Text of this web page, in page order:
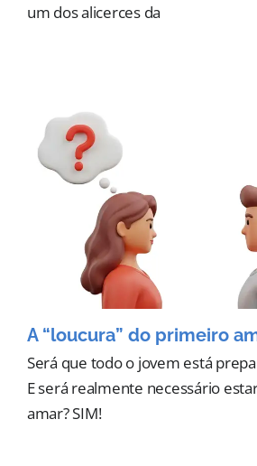
um dos alicerces da
A “loucura” do primeiro
Será que todo o jovem está
E será realmente necessário
amar? SIM!